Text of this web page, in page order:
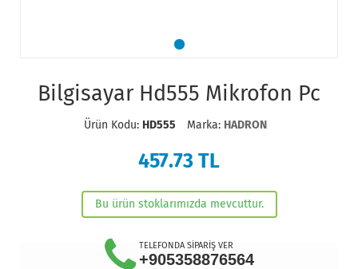
Bilgisayar Hd555 Mikrofon Pc
Ürün Kodu: HD555 Marka: HADRON
457.73 TL
Bu ürün stoklarımızda mevcuttur.
TELEFONDA SİPARİŞ VER
+905358876564